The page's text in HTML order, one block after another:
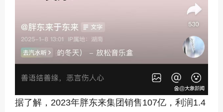
据了解，2023年胖东来集团销售107亿，利润1.4